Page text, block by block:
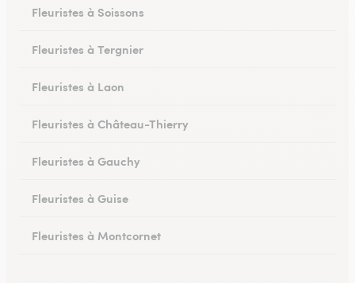
Fleuristes à Soissons
Fleuristes à Tergnier
Fleuristes à Laon
Fleuristes à Château-Thierry
Fleuristes à Gauchy
Fleuristes à Guise
Fleuristes à Montcornet